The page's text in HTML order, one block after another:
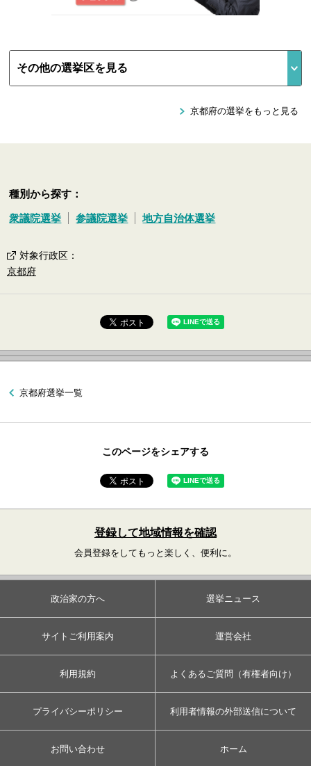
京都府の選挙をもっと見る
種別から探す：
衆議院選挙 参議院選挙 地方自治体選挙
対象行政区 ：
京都府
京都府選挙一覧
このページをシェアする
登録して地域情報を確認
会員登録をしてもっと楽しく、便利に。
政治家の方へ 選挙ニュース
サイトご利用案内 運営会社
利用規約 よくあるご質問（有権者向け）
プライバシーポリシー 利用者情報の外部送信について
お問い合わせ ホーム